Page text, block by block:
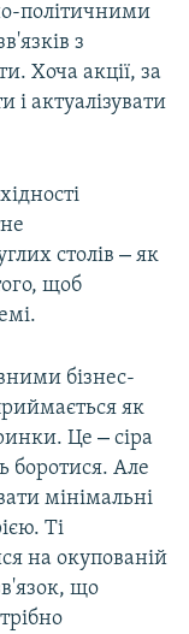
політичними
з
Хоча акції, за
і актуалізувати
столів – як
щоб
бізнес-
як
Це – сіра
боротися. Але
мінімальні
Ті
на окупованій
що